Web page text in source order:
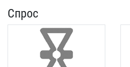
Спрос